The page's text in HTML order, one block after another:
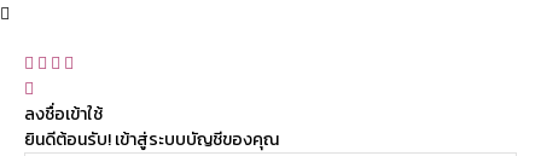
ลงชื่อเข้าใช้
ยินดีต้อนรับ! เข้าสู่ระบบบัญชีของคุณ